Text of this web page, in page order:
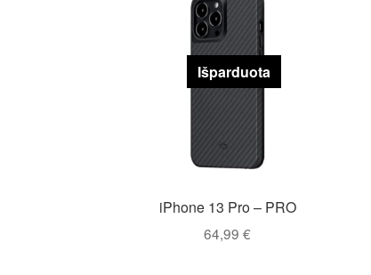
Išparduota
iPhone 13 Pro – PRO
64,99€